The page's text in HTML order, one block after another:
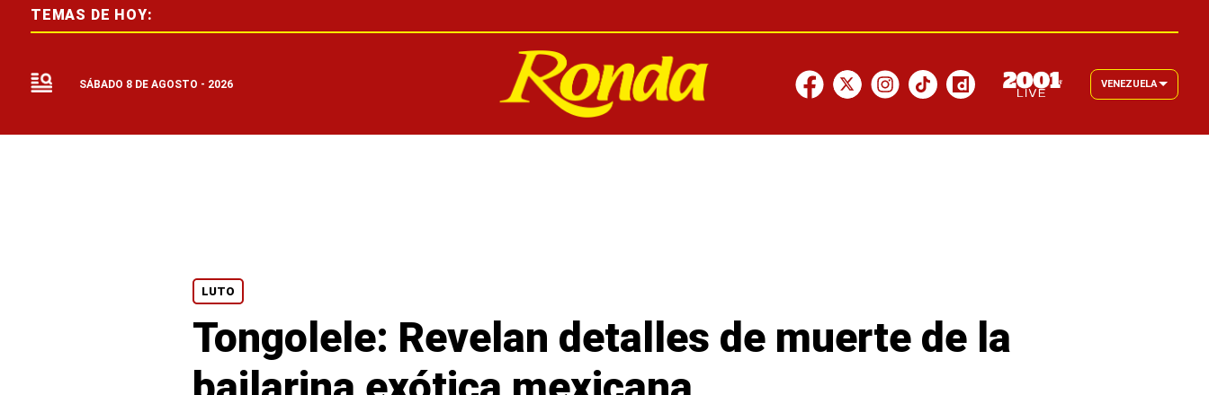
LUTO
Tongolele: Revelan detalles de muerte de la
TEMAS DE HOY:
SÁBADO 8 DE AGOSTO - 2026 VENEZUELA